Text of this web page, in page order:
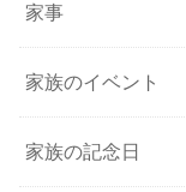
家事
家族のイベント
家族の記念日